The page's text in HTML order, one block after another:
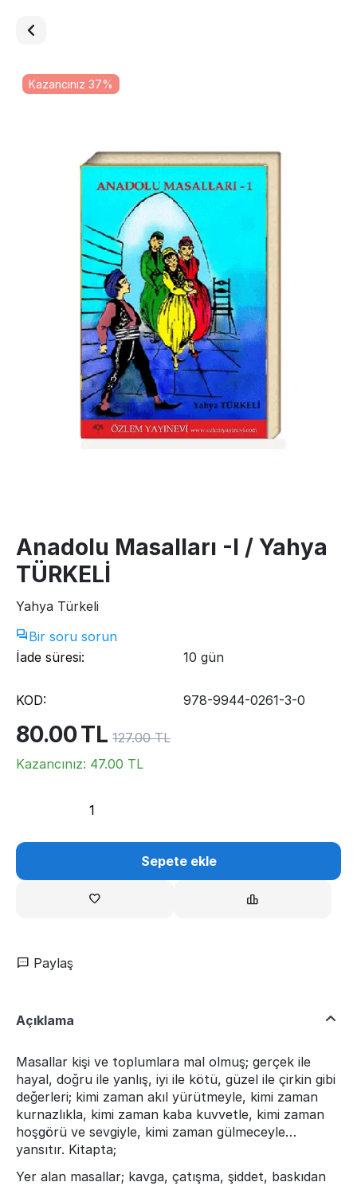
Kazancınız 37%
Anadolu Masalları -I / Yahya
TÜRKELİ
Yahya Türkeli
Bir soru sorun
İade süresi:
10 gün
KOD: 978-9944-0261-3-0
80.00TL 127.00 TL
Kazancınız: 47.00 TL
Sepete ekle
Paylaş
Açıklama
Masallar kişi ve toplumlara mal olmuş; gerçek ile
hayal, doğru ile yanlış, iyi ile kötü, güzel ile çirkin gibi
değerleri; kimi zaman akıl yürütmeyle, kimi zaman
kurnazlıkla, kimi zaman kaba kuvvetle, kimi zaman
hoşgörü ve sevgiyle, kimi zaman gülmeceyle…
yansıtır. Kitapta;
Yer alan masallar; kavga, çatışma, şiddet, baskıdan